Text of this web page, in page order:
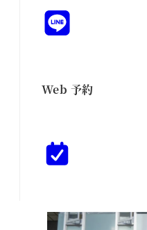
Web 予約